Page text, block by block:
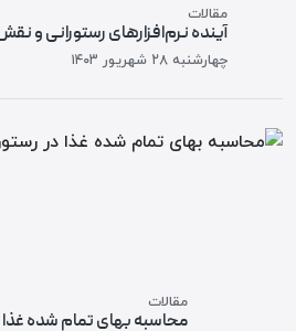
مقالات
آینده نرم‌افزارهای رستورانی
چهارشنبه ۲۸ شهريور ۱۴۰۳
مقالات
محاسبه بهای تمام شده غذا